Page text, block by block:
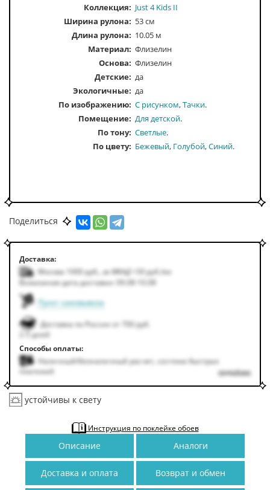
Коллекция: Just 4 Kids II
Ширина рулона: 53 см
Длина рулона: 10.05 м
Материал: Флизелин
Основа: Флизелин
Детские: да
Экологичные: да
По изображению С рисунком Тачки
Помещение Для детской
По тону Светлые
По цвету
Бежевый Голубой Синий
Поделиться
Доставка:
Москва 1000руб. за МКАД +50руб. /км
Возможная дата доставки: 09.08-10.08
Пункт самовывоза
Доставка по России от 700 руб.
2-5 дней
Способы оплаты:
Наличный/безналичный расчет, система быстрых
платежей
подробнее
устойчивы к свету
Инструкция по поклейке обоев
Описание Аналоги
Доставка и оплата Возврат и обмен